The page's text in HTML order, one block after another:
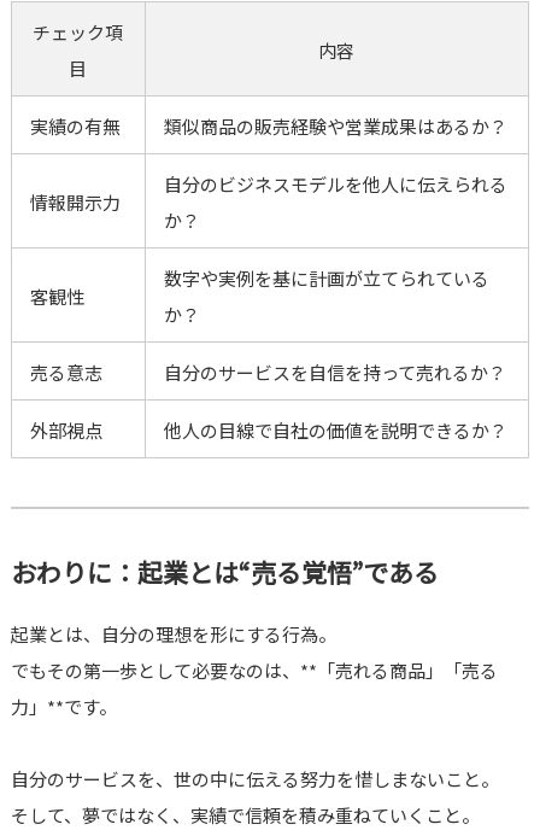
チェック項
目
内容
実績の有無 類似商品の販売経験や営業成果はあるか？
情報開示力
自分のビジネスモデルを他人に伝えられる
か？
客観性
数字や実例を基に計画が立てられている
か？
売る意志 自分のサービスを自信を持って売れるか？
外部視点 他人の目線で自社の価値を説明できるか？
おわりに：起業とは“売る覚悟”である
起業とは、自分の理想を形にする行為。
でもその第一歩として必要なのは、**「売れる商品」「売る
力」**です。
自分のサービスを、世の中に伝える努力を惜しまないこと。
そして、夢ではなく、実績で信頼を積み重ねていくこと。